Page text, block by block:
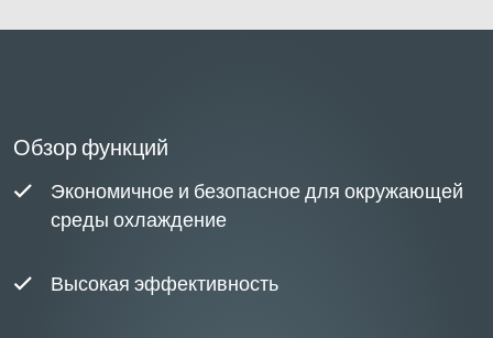
Обзор функций
Экономичное и безопасное для окружающей
среды охлаждение
Высокая эффективность